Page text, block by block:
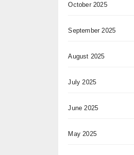
October 2025
September 2025
August 2025
July 2025
June 2025
May 2025